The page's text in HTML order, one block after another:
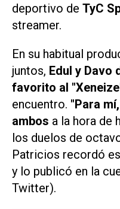
deportivo de TyC
streamer.
En su habitual
juntos, Edul y Davo
favorito al
encuentro. "Para
ambos a la hora de
los duelos de
Patricios recordó
y lo publicó en la
Twitter).